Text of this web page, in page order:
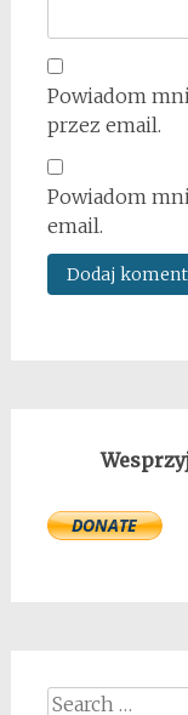
Powiadom
przez email.
Powiadom
email.
Search